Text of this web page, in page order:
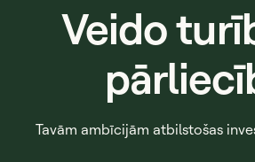
Veido
Tavām ambīcijām atbilstošas